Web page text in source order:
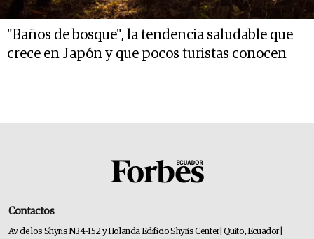
"Baños de bosque", la tendencia saludable que
crece en Japón y que pocos turistas conocen
Contactos
Av. de los Shyris N34-152 y Holanda Edificio Shyris Center | Quito, Ecuador